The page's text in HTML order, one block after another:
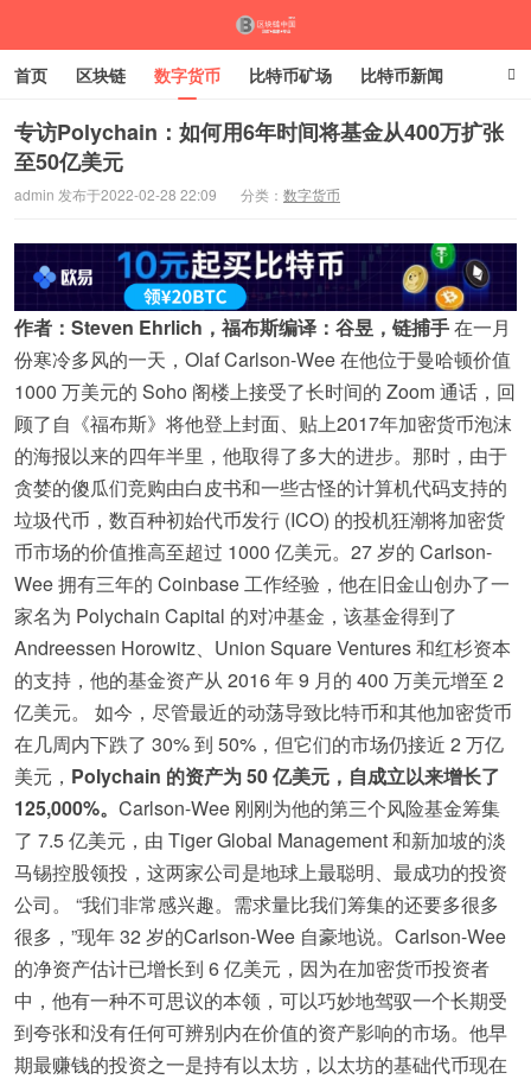
首页 区块链 数字货币 比特币矿场 比特币新闻
比特币走势 比特币交易
专访Polychain：如何用6年时间将基金从400万扩张
至50亿美元
admin 发布于2022-02-28 22:09 分类： 数字货币
作者：Steven Ehrlich， 福布斯编译：谷昱，链捕手在一月
份寒冷多风的一天，Olaf Carlson-Wee 在他位于曼哈顿价值
1000 万美元的 Soho 阁楼上接受了长时间的 Zoom 通话，回
顾了自《福布斯》将他登上封面、贴上2017年加密货币泡沫
的海报以来的四年半里，他取得了多大的进步。那时，由于
贪婪的傻瓜们竞购由白皮书和一些古怪的计算机代码支持的
垃圾代币，数百种初始代币发行 (ICO) 的投机狂潮将加密货
币市场的价值推高至超过 1000 亿美元。27 岁的 Carlson-
Wee 拥有三年的 Coinbase 工作经验，他在旧金山创办了一
家名为 Polychain Capital 的对冲基金，该基金得到了
Andreessen Horowitz、Union Square Ventures 和红杉资本
的支持，他的基金资产从 2016 年 9 月的 400 万美元增至 2
亿美元。 如今，尽管最近的动荡导致比特币和其他加密货币
在几周内下跌了 30% 到 50%，但它们的市场仍接近 2 万亿
美元， Polychain 的资产为 50 亿美元，自成立以来增长了
125,000%。 Carlson-Wee 刚刚为他的第三个风险基金筹集
了 7.5 亿美元，由 Tiger Global Management 和新加坡的淡
马锡控股领投，这两家公司是地球上最聪明、最成功的投资
公司。 “我们非常感兴趣。需求量比我们筹集的还要多很多
很多，”现年 32 岁的Carlson-Wee 自豪地说。Carlson-Wee
的净资产估计已增长到 6 亿美元，因为在加密货币投资者
中，他有一种不可思议的本领，可以巧妙地驾驭一个长期受
到夸张和没有任何可辨别内在价值的资产影响的市场。他早
期最赚钱的投资之一是持有以太坊，以太坊的基础代币现在